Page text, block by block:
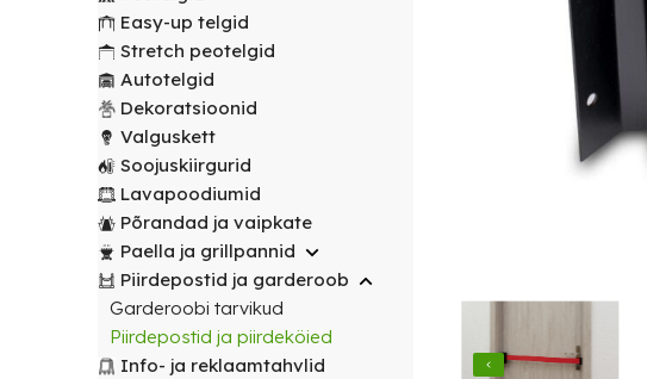
peotelgid
Peomööbel
Laudlinad
toolikatted
Ümmargused
Valgustus
Valguskett POPULAARNE
Lauanõud
Lavapoodiumid
Mängud ja
meelelahutus
Muud
renditooted
Peopaketid
Prügikastid
peotelgid
Peomööbel
transpordikärud
Laudlinad
Prügikastid
Riidestanged
Meelelahutus
Puuderiiulid Easy-up telgid
Stretch peotelgid
Autotelgid
Dekoratsioonid
Valguskett
Soojuskiirgurid
Lavapoodiumid
Põrandad ja vaipkate
Paella ja grillpannid
Piirdepostid ja garderoob
Garderoobi tarvikud
Piirdepostid ja piirdeköied
Info- ja reklaamtahvlid